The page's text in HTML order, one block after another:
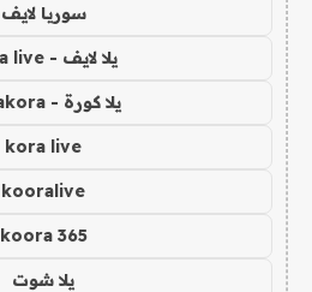
سوريا لايف
يلا لايف - yalla live
يلا كورة - yallakora
kora live
kooralive
koora 365
يلا شوت